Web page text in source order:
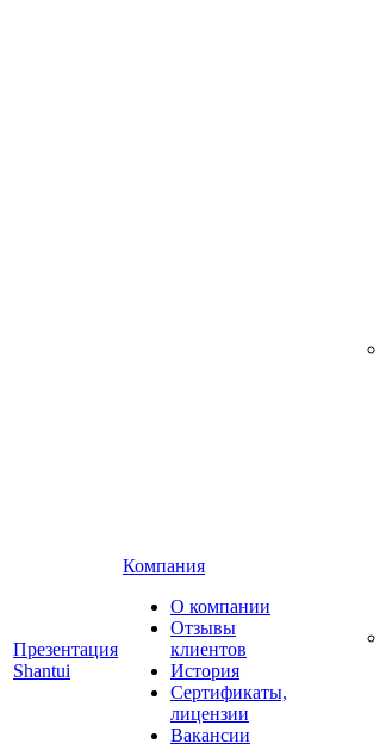
Презентация
Shantui
Компания
О компании
Отзывы
клиентов
История
Сертификаты,
лицензии
Вакансии